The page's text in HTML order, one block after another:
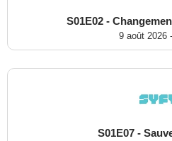
S01E02 -
9 août 2026
S01E07 -